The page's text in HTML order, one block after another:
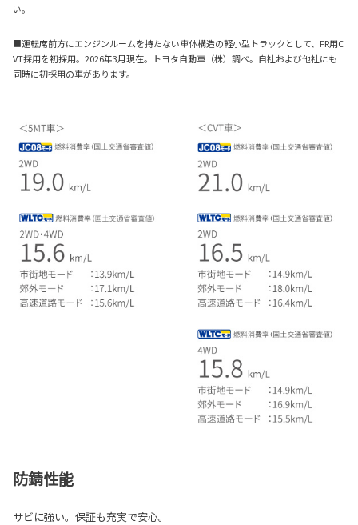
い。
■運転席前方にエンジンルームを持たない車体構造の軽小型トラックとして、FR用C
VT採用を初採用。2026年3月現在。トヨタ自動車（株）調べ。自社および他社にも
同時に初採用の車があります。
防錆性能
サビに強い。保証も充実で安心。